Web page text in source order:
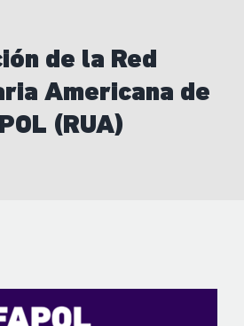
de la Red
Americana de
(RUA)